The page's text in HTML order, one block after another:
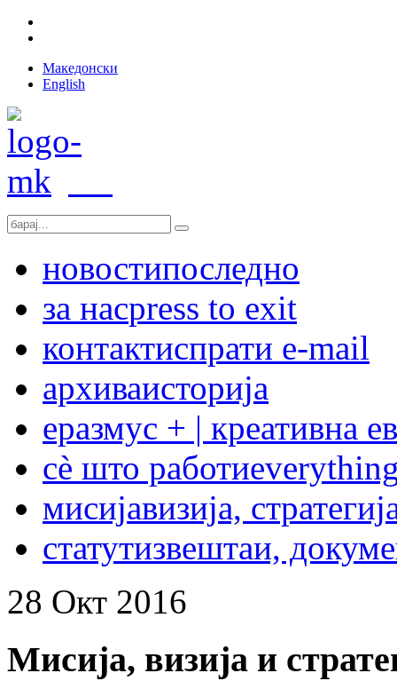
Македонски
English
новостипоследно
за насpress to exit
контактиспрати e-mail
архиваисторија
еразмус + | креативна
сѐ што работи
мисијавизија,
статутизвештаи,
28 Окт 2016
Мисија, визија и